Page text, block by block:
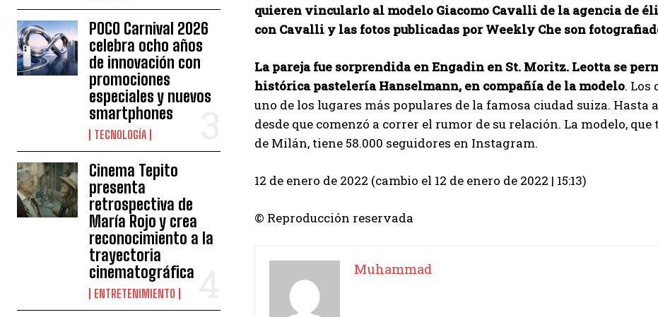
POCO Carnival 2026
celebra ocho años
de innovación con
promociones
especiales y nuevos
smartphones
TECNOLOGÍA
Cinema Tepito
presenta
retrospectiva de
María Rojo y crea
reconocimiento a la
trayectoria
cinematográfica
ENTRETENIMIENTO
quieren vincularlo al modelo Giacomo Cavalli de la agencia de
con Cavalli y las fotos publicadas por Weekly Che son
La pareja fue sorprendida en Engadin en St. Moritz. Leotta se
histórica pastelería Hanselmann, en compañía de la modelo. Los
uno de los lugares más populares de la famosa ciudad suiza. Hasta
desde que comenzó a correr el rumor de su relación. La modelo,
de Milán, tiene 58.000 seguidores en Instagram.
12 de enero de 2022 (cambio el 12 de enero de 2022 | 15:13)
© Reproducción reservada
Muhammad